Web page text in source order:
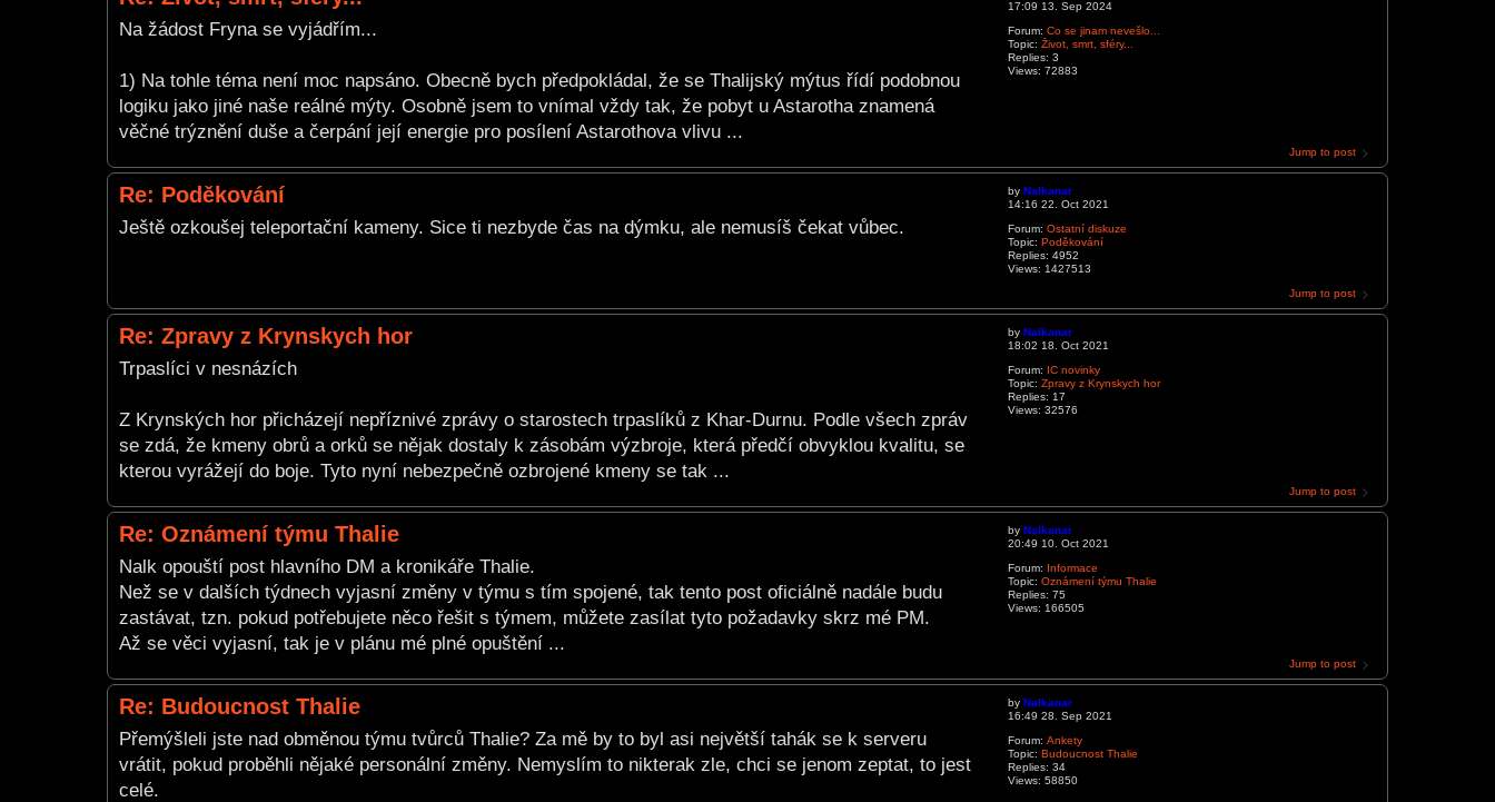
17:09 13. Sep 2024
Forum: Co se jinam nevešlo...
Topic: Život, smrt, sféry...
Replies: 3
Views: 72883
Na žádost Fryna se vyjádřím...
1) Na tohle téma není moc napsáno. Obecně bych předpokládal, že se Thalijský mýtus řídí podobnou
logiku jako jiné naše reálné mýty. Osobně jsem to vnímal vždy tak, že pobyt u Astarotha znamená
věčné trýznění duše a čerpání její energie pro posílení Astarothova vlivu ...
Jump to post
by Nalkanar
14:16 22. Oct 2021
Forum: Ostatní diskuze
Topic: Poděkování
Replies: 4952
Views: 1427513
Re: Poděkování
Ještě ozkoušej teleportační kameny. Sice ti nezbyde čas na dýmku, ale nemusíš čekat vůbec.
Jump to post
by Nalkanar
18:02 18. Oct 2021
Forum: IC novinky
Topic: Zpravy z Krynskych hor
Replies: 17
Views: 32576
Re: Zpravy z Krynskych hor
Trpaslíci v nesnázích
Z Krynských hor přicházejí nepříznivé zprávy o starostech trpaslíků z Khar-Durnu. Podle všech zpráv
se zdá, že kmeny obrů a orků se nějak dostaly k zásobám výzbroje, která předčí obvyklou kvalitu, se
kterou vyrážejí do boje. Tyto nyní nebezpečně ozbrojené kmeny se tak ...
Jump to post
by Nalkanar
20:49 10. Oct 2021
Forum: Informace
Topic: Oznámení týmu Thalie
Replies: 75
Views: 166505
Re: Oznámení týmu Thalie
Nalk opouští post hlavního DM a kronikáře Thalie.
Než se v dalších týdnech vyjasní změny v týmu s tím spojené, tak tento post oficiálně nadále budu
zastávat, tzn. pokud potřebujete něco řešit s týmem, můžete zasílat tyto požadavky skrz mé PM.
Až se věci vyjasní, tak je v plánu mé plné opuštění ...
Jump to post
by Nalkanar
16:49 28. Sep 2021
Forum: Ankety
Topic: Budoucnost Thalie
Replies: 34
Views: 58850
Re: Budoucnost Thalie
Přemýšleli jste nad obměnou týmu tvůrců Thalie? Za mě by to byl asi největší tahák se k serveru
vrátit, pokud proběhli nějaké personální změny. Nemyslím to nikterak zle, chci se jenom zeptat, to jest
celé.